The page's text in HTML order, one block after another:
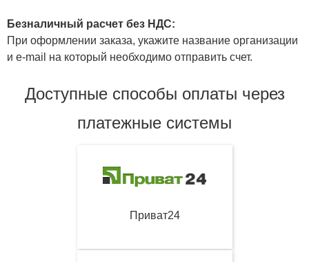
Безналичный расчет без НДС:
При оформлении заказа, укажите название организации
и e-mail на который необходимо отправить счет.
Доступные способы оплаты через
платежные системы
Приват24